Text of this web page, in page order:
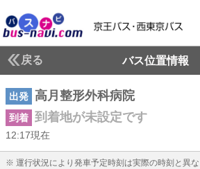
戻る バス位置情報
出発 高月整形外科病院
到着 到着地が未設定です
12:17現在
※ 運行状況により発車予定時刻は実際の時刻と異な